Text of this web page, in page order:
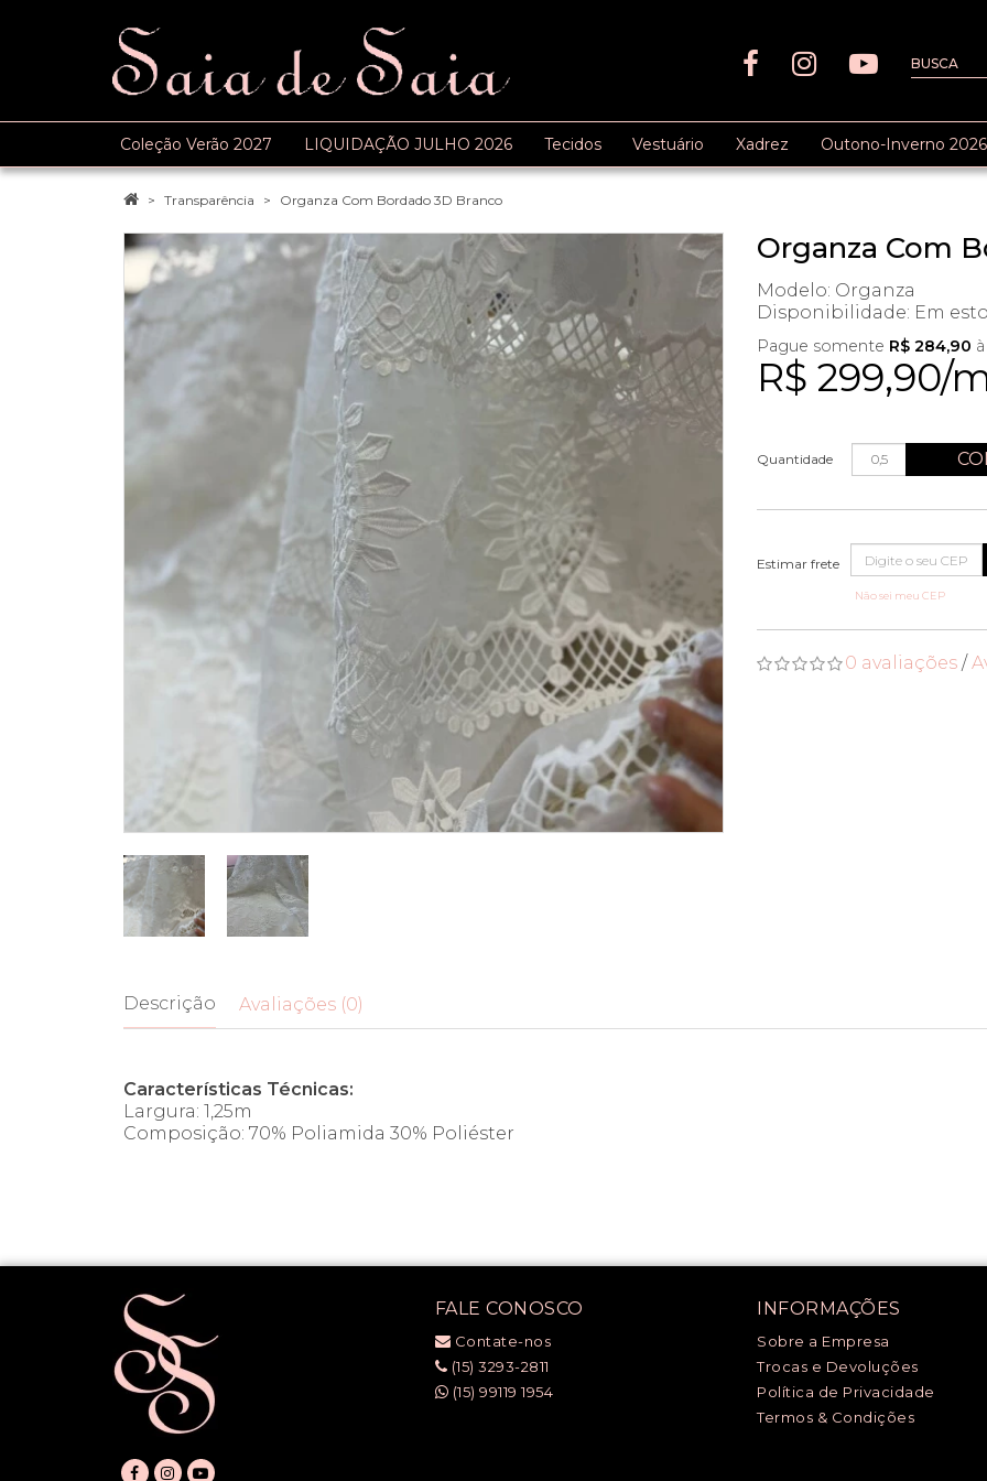
Coleção Verão 2027 LIQUIDAÇÃO JULHO 2026 Tecidos Vestuário Xadrez Outono-Inverno 2026
Transparência Organza Com Bordado 3D Branco
Organza Com
Modelo: Organza
Disponibilidade: Em
R$ 299,90/
Pague somente R$ 284,90
Quantidade
Não sei meu CEP
0 avaliações /
Descrição Avaliações (0)
Características Técnicas:
Largura: 1,25m
Composição: 70% Poliamida 30% Poliéster
FALE CONOSCO
Contate-nos
(15) 3293-2811
(15) 99119 1954
INFORMAÇÕES
Sobre a Empresa
Trocas e Devoluções
Política de Privacidade
Termos & Condições